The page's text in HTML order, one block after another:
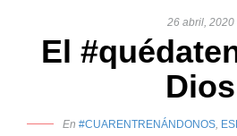
26 abril, 2020
El
Dios
En #CUARENTRENÁNDONOS,